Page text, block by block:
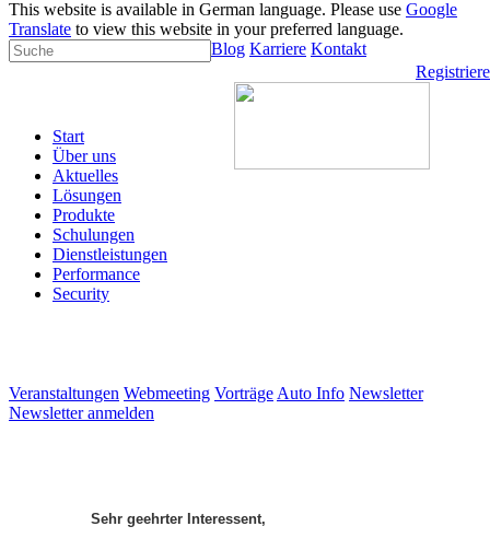
This website is available in German language. Please use Google
Translate to view this website in your preferred language.
Blog Karriere Kontakt
Start
Über uns
Aktuelles
Lösungen
Produkte
Schulungen
Dienstleistungen
Performance
Security
Veranstaltungen Webmeeting Vorträge Auto Info Newsletter
Newsletter anmelden
Sehr geehrter Interessent,